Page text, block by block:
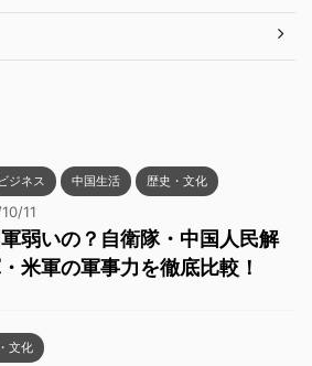
ジネス 中国生活 歴史・文化
11
弱いの？自衛隊・中国人民解
米軍の軍事力を徹底比較！
文化